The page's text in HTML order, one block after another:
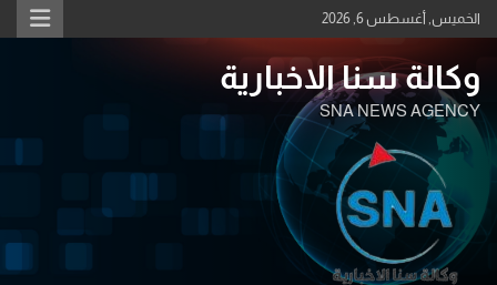
Skip
to
الخميس, أغسطس 6, 2026
وكالة سنا الاخبارية
SNA NEWS AGENCY